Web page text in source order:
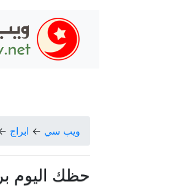
ويب سي ← ابراج
حظك اليوم برج